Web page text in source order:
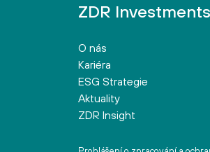
ZDR Investments
O nás
Kariéra
ESG Strategie
Aktuality
ZDR Insight